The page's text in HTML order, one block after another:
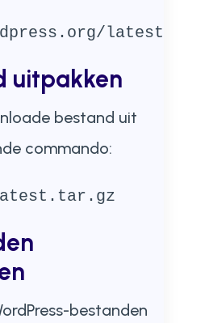
uitpakken
bestand uit
commando:
bestanden